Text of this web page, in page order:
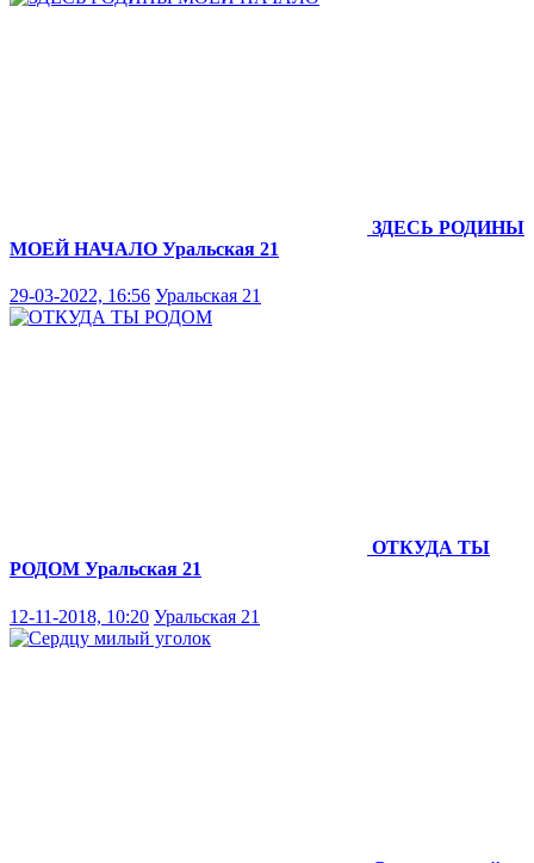
ЗДЕСЬ РОДИНЫ
МОЕЙ НАЧАЛО Уральская 21
29-03-2022, 16:56 Уральская 21
ОТКУДА ТЫ
РОДОМ Уральская 21
12-11-2018, 10:20 Уральская 21